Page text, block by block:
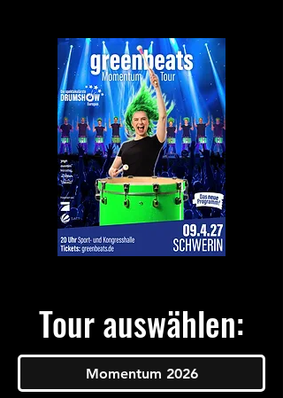
Tour auswählen:
Momentum 2026